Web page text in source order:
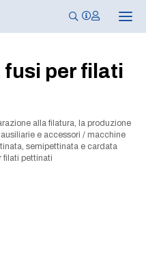
N
a
fusi per filati
alla filatura, la produzione
e accessori / macchine
semipettinata e cardata
filati pettinati